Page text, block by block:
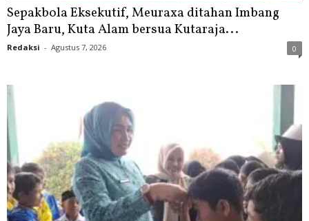
Sepakbola Eksekutif, Meuraxa ditahan Imbang
Jaya Baru, Kuta Alam bersua Kutaraja...
Redaksi - Agustus 7, 2026 0